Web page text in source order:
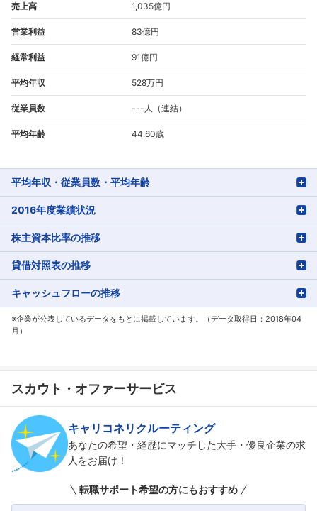
フォローしました
売上高 1,035億円
営業利益 83億円
経常利益 91億円
平均年収 528万円
従業員数 ---人（連結）
平均年齢 44.60歳
平均年収・従業員数・平均年齢
2016年度業績状況
株主資本比率の推移
貸借対照表の推移
キャッシュフローの推移
※企業が公表しているデータをもとに掲載しています。（データ取得日：2018年04
月）
スカウト・オファーサービス
キャリコネリクルーティング
あなたの希望・経歴にマッチした大手・優良企業の求
人をお届け！
転職サポート希望の方にもおすすめ